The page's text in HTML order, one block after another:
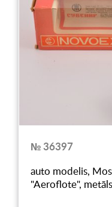
№ 36397
auto modelis,
"Aeroflote",